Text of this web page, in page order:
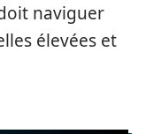
naviguer
élevées et